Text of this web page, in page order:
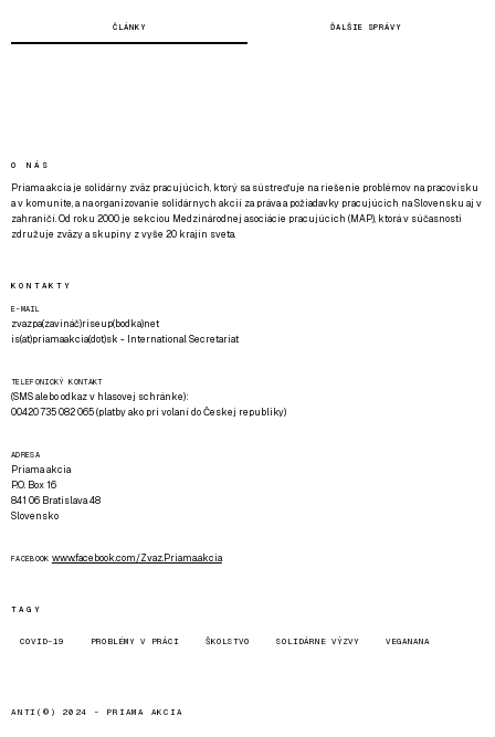
ČLÁNKY ĎALŠIE SPRÁVY
O NÁS
Priama akcia je solidárny zväz pracujúcich, ktorý sa sústreďuje na riešenie problémov na pracovisku
a v komunite, a na organizovanie solidárnych akcií za práva a požiadavky pracujúcich na Slovensku aj v
zahraničí. Od roku 2000 je sekciou Medzinárodnej asociácie pracujúcich (MAP), ktorá v súčasnosti
združuje zväzy a skupiny z vyše 20 krajín sveta.
KONTAKTY
E-MAIL
zvazpa(zavináč)riseup(bodka)net
is(at)priamaakcia(dot)sk - International Secretariat
TELEFONICKÝ KONTAKT
(SMS alebo odkaz v hlasovej schránke):
00420 735 082 065 (platby ako pri volaní do Českej republiky)
ADRESA
Priama akcia
P.O. Box 16
841 06 Bratislava 48
Slovensko
FACEBOOK www.facebook.com/Zvaz.Priama.akcia
TAGY
COVID-19 PROBLÉMY V PRÁCI ŠKOLSTVO SOLIDÁRNE VÝZVY VEGANANA
ANTI(©) 2024 - PRIAMA AKCIA